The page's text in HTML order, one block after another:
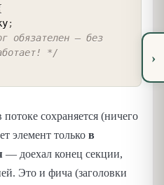
;
обязателен — без
*/
сохраняется (ничего
элемент только в
— доехал конец секции,
Это и фича (заголовки
›